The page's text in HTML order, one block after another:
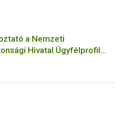
a Nemzeti
Hivatal Ügyfélprofil
témakörben intézhető
kapcsolódó